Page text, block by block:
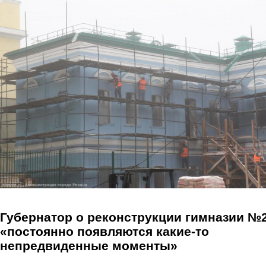
Перейти к основному содержанию
Губернатор о реконструкции гимназии
«постоянно появляются какие-то
непредвиденные моменты»